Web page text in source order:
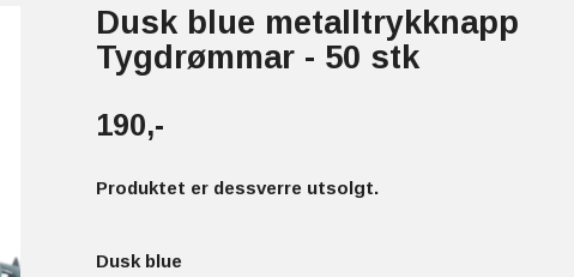
Dusk blue metalltrykknapp
Tygdrømmar - 50 stk
190,-
Produktet er dessverre utsolgt.
Dusk blue